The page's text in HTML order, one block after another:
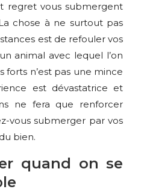
regret vous submergent
chose à ne surtout pas
est de refouler vos
animal avec lequel l’on
forts n’est pas une mince
est dévastatrice et
ne fera que renforcer
vous submerger par vos
bien.
quand on se